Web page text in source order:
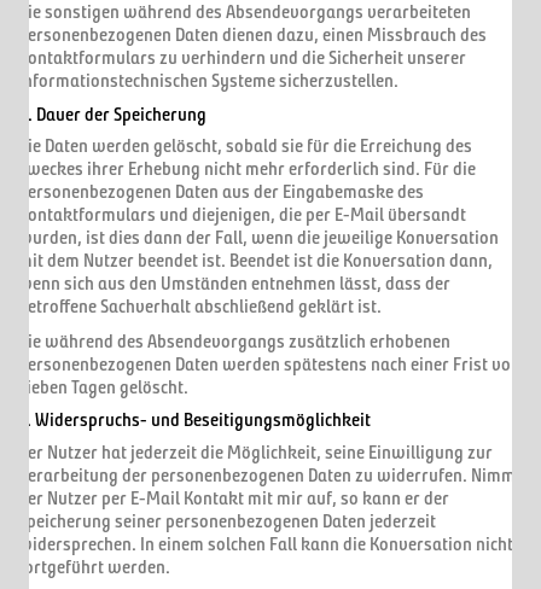
Die sonstigen während des Absendevorgangs verarbeiteten
personenbezogenen Daten dienen dazu, einen Missbrauch des
Kontaktformulars zu verhindern und die Sicherheit unserer
informationstechnischen Systeme sicherzustellen.
4. Dauer der Speicherung
Die Daten werden gelöscht, sobald sie für die Erreichung des
Zweckes ihrer Erhebung nicht mehr erforderlich sind. Für die
personenbezogenen Daten aus der Eingabemaske des
Kontaktformulars und diejenigen, die per E-Mail übersandt
wurden, ist dies dann der Fall, wenn die jeweilige Konversation
mit dem Nutzer beendet ist. Beendet ist die Konversation dann,
wenn sich aus den Umständen entnehmen lässt, dass der
betroffene Sachverhalt abschließend geklärt ist.
Die während des Absendevorgangs zusätzlich erhobenen
personenbezogenen Daten werden spätestens nach einer Frist von
sieben Tagen gelöscht.
5. Widerspruchs- und Beseitigungsmöglichkeit
Der Nutzer hat jederzeit die Möglichkeit, seine Einwilligung zur
Verarbeitung der personenbezogenen Daten zu widerrufen. Nimmt
der Nutzer per E-Mail Kontakt mit mir auf, so kann er der
Speicherung seiner personenbezogenen Daten jederzeit
widersprechen. In einem solchen Fall kann die Konversation nicht
fortgeführt werden.